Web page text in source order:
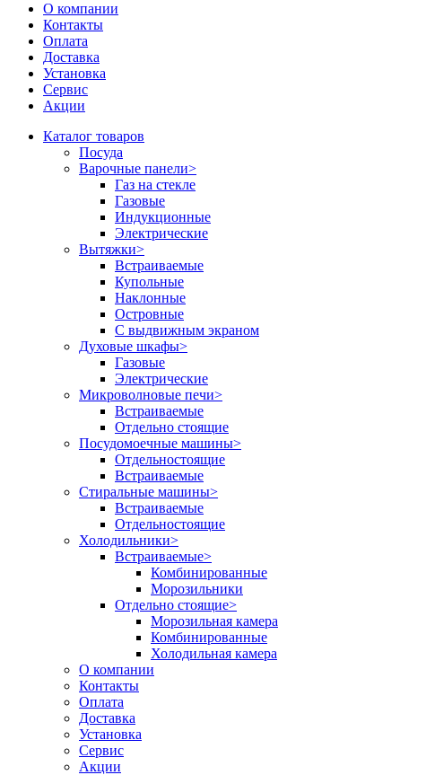
О компании
Контакты
Оплата
Доставка
Установка
Сервис
Акции
Каталог товаров
Посуда
Варочные панели>
Газ на стекле
Газовые
Индукционные
Электрические
Вытяжки>
Встраиваемые
Купольные
Наклонные
Островные
С выдвижным экраном
Духовые шкафы>
Газовые
Электрические
Микроволновые печи>
Встраиваемые
Отдельно стоящие
Посудомоечные машины>
Отдельностоящие
Встраиваемые
Стиральные машины>
Встраиваемые
Отдельностоящие
Холодильники>
Встраиваемые>
Комбинированные
Морозильники
Отдельно стоящие>
Морозильная камера
Комбинированные
Холодильная камера
О компании
Контакты
Оплата
Доставка
Установка
Сервис
Акции